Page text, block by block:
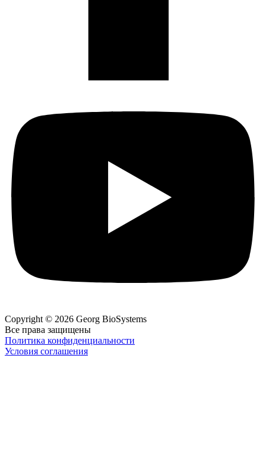
Copyright © 2026 Georg BioSystems
Все права защищены
Политика конфиденциальности
Условия соглашения